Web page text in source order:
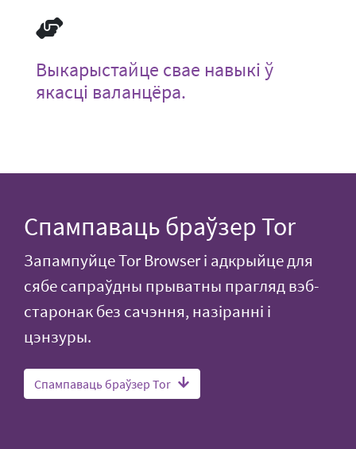
Выкарыстайце свае навыкі ў
якасці валанцёра.
Спампаваць браўзер Tor
Запампуйце Tor Browser і адкрыйце для
сябе сапраўдны прыватны прагляд вэб-
старонак без сачэння, назіранні і
цэнзуры.
Спампаваць браўзер Tor